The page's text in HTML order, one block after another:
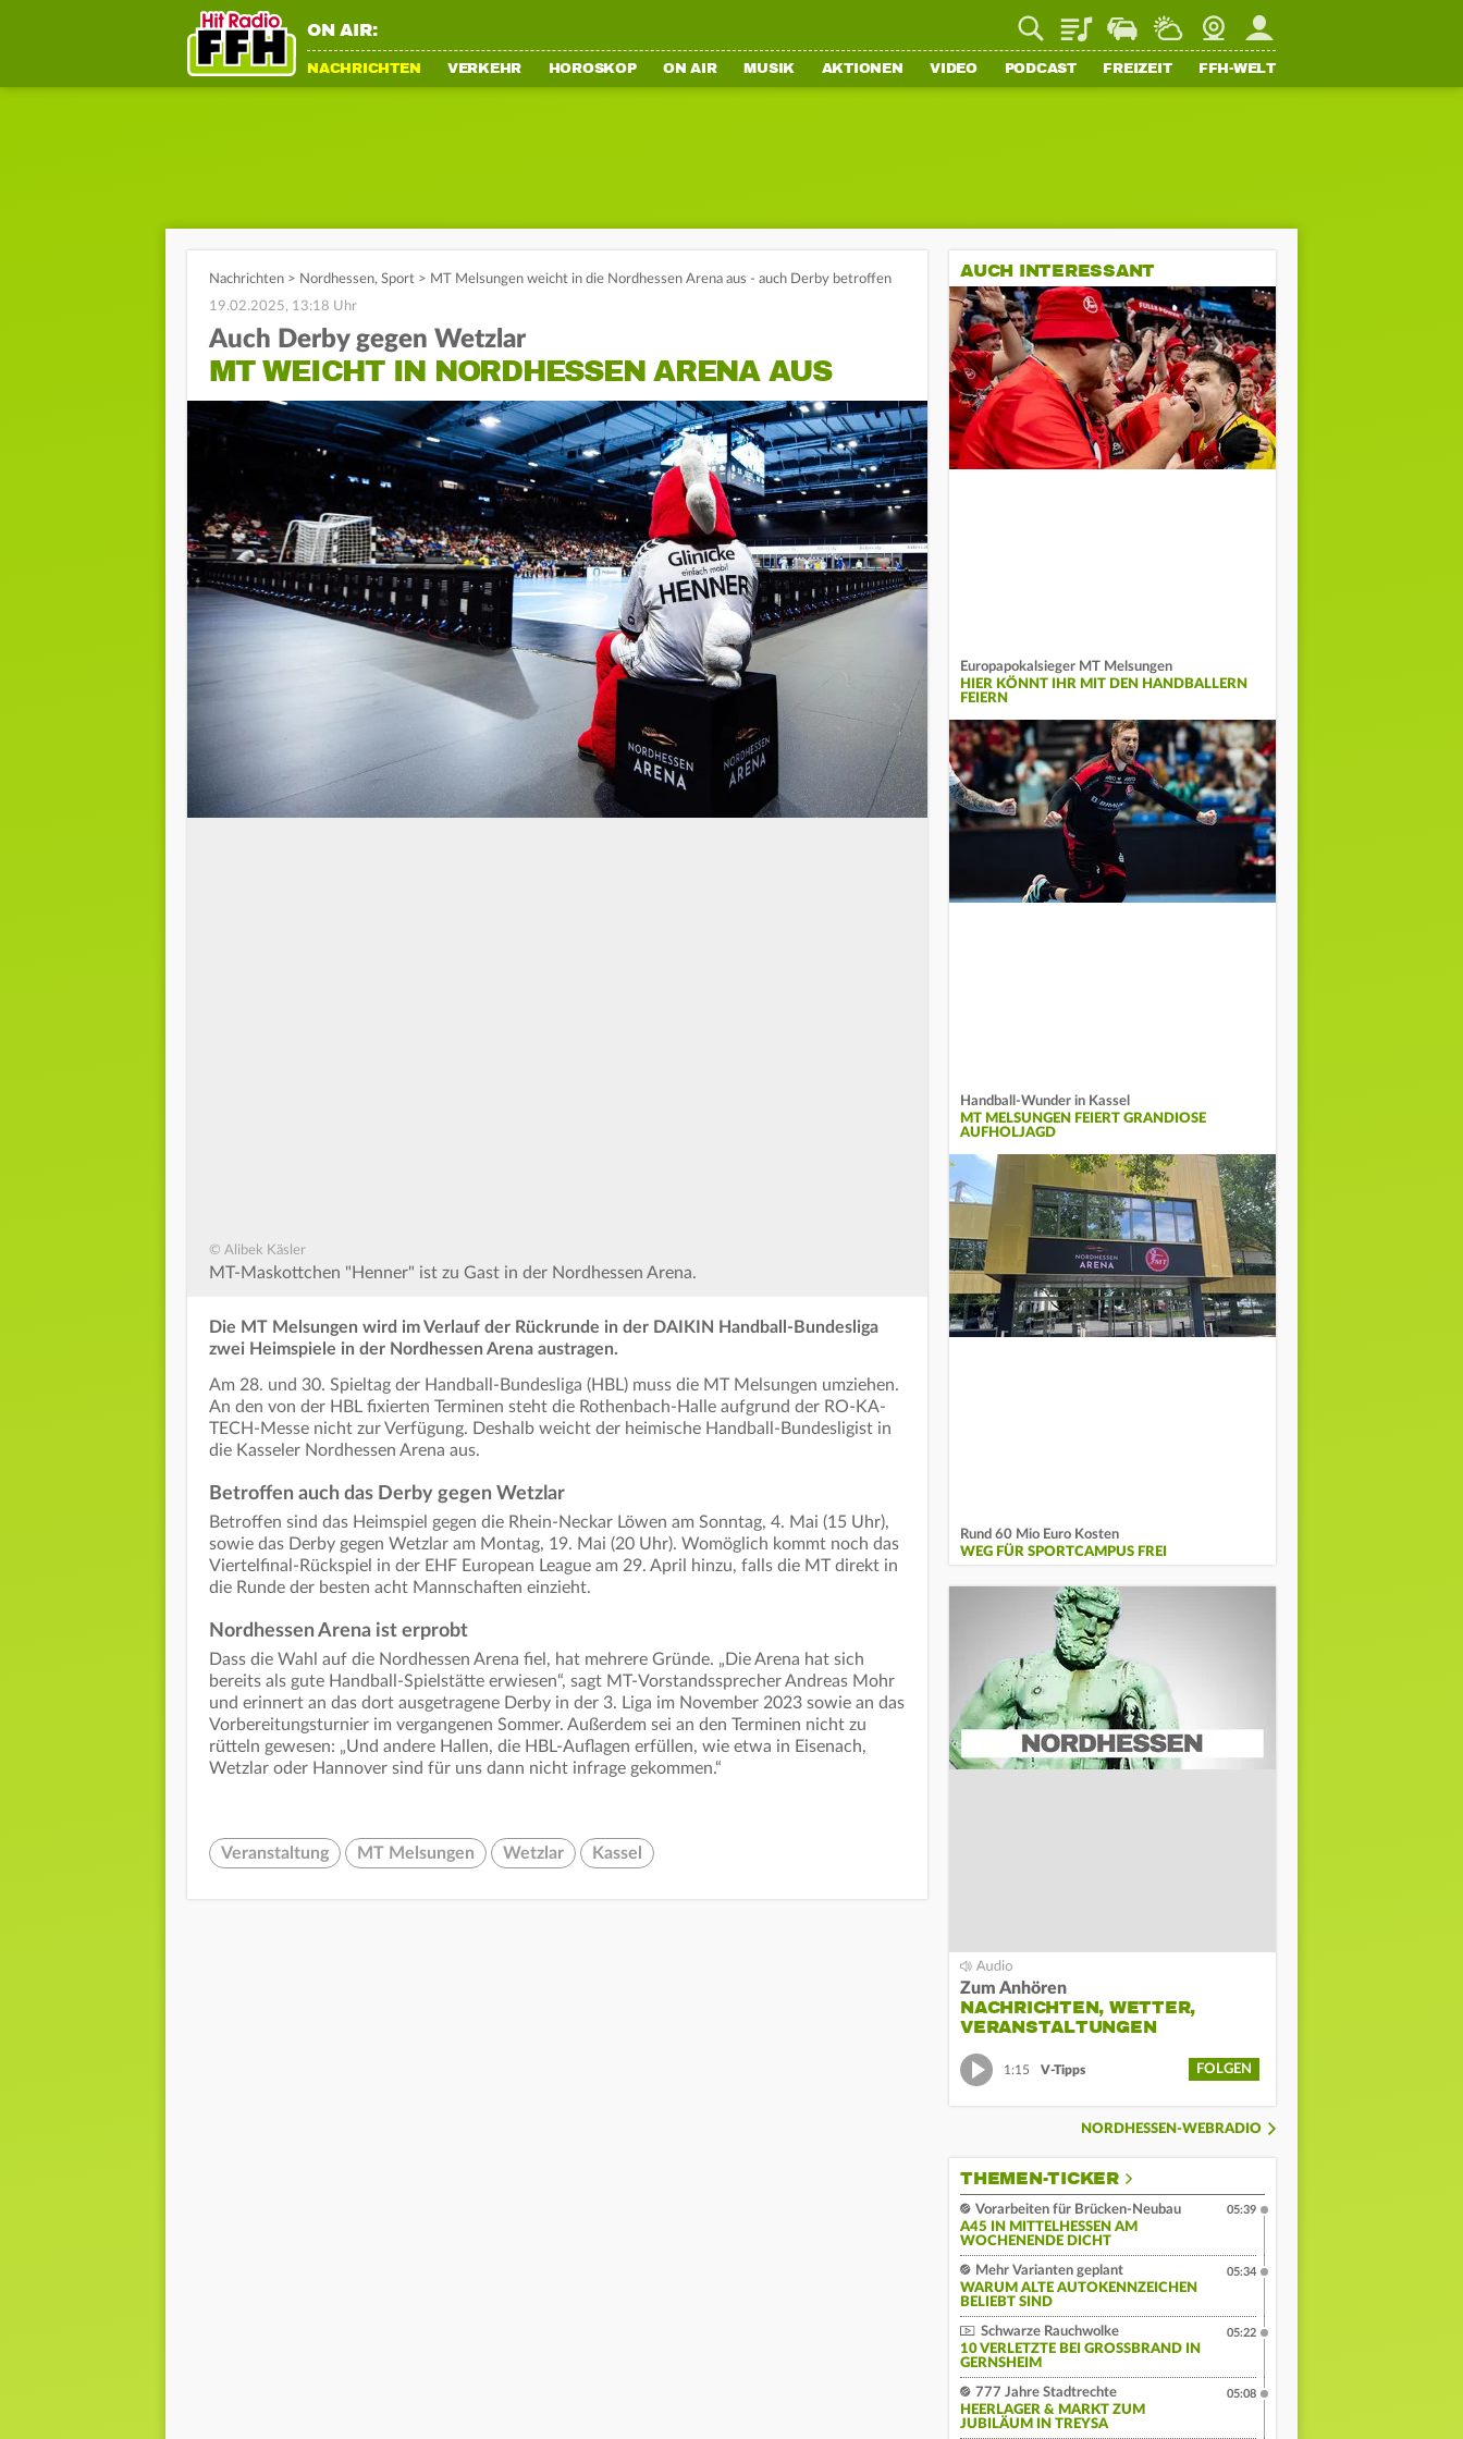
ON AIR: PlaylistStaupilotWetterWebcamMein FFH
NACHRICHTEN VERKEHR HOROSKOP ON AIR MUSIK AKTIONEN VIDEO PODCAST FREIZEIT FFH-WELT
Nachrichten > Nordhessen, Sport > MT Melsungen weicht in die Nordhessen Arena aus - auch Derby betroffen
19.02.2025, 13:18 Uhr
Auch Derby gegen Wetzlar
MT WEICHT IN NORDHESSEN ARENA AUS
© Alibek Käsler
MT-Maskottchen "Henner" ist zu Gast in der Nordhessen Arena.
Die MT Melsungen wird im Verlauf der Rückrunde in der DAIKIN Handball-Bundesliga
zwei Heimspiele in der Nordhessen Arena austragen.
Am 28. und 30. Spieltag der Handball-Bundesliga (HBL) muss die MT Melsungen umziehen.
An den von der HBL fixierten Terminen steht die Rothenbach-Halle aufgrund der RO-KA-
TECH-Messe nicht zur Verfügung. Deshalb weicht der heimische Handball-Bundesligist in
die Kasseler Nordhessen Arena aus.
Betroffen auch das Derby gegen Wetzlar
Betroffen sind das Heimspiel gegen die Rhein-Neckar Löwen am Sonntag, 4. Mai (15 Uhr),
sowie das Derby gegen Wetzlar am Montag, 19. Mai (20 Uhr). Womöglich kommt noch das
Viertelfinal-Rückspiel in der EHF European League am 29. April hinzu, falls die MT direkt in
die Runde der besten acht Mannschaften einzieht.
Nordhessen Arena ist erprobt
Dass die Wahl auf die Nordhessen Arena fiel, hat mehrere Gründe. „Die Arena hat sich
bereits als gute Handball-Spielstätte erwiesen“, sagt MT-Vorstandssprecher Andreas Mohr
und erinnert an das dort ausgetragene Derby in der 3. Liga im November 2023 sowie an das
Vorbereitungsturnier im vergangenen Sommer. Außerdem sei an den Terminen nicht zu
rütteln gewesen: „Und andere Hallen, die HBL-Auflagen erfüllen, wie etwa in Eisenach,
Wetzlar oder Hannover sind für uns dann nicht infrage gekommen.“
Veranstaltung MT Melsungen Wetzlar Kassel
AUCH INTERESSANT
Europapokalsieger MT Melsungen
HIER KÖNNT IHR MIT DEN HANDBALLERN
FEIERN
Handball-Wunder in Kassel
MT MELSUNGEN FEIERT GRANDIOSE
AUFHOLJAGD
Rund 60 Mio Euro Kosten
WEG FÜR SPORTCAMPUS FREI
Zum Anhören
NACHRICHTEN, WETTER,
VERANSTALTUNGEN
1:15 V-Tipps FOLGEN
NORDHESSEN-WEBRADIO
THEMEN-TICKER
Vorarbeiten für Brücken-Neubau
A45 IN MITTELHESSEN AM
WOCHENENDE DICHT
05:39
Mehr Varianten geplant
WARUM ALTE AUTOKENNZEICHEN
BELIEBT SIND
05:34
Schwarze Rauchwolke
10 VERLETZTE BEI GROSSBRAND IN G
ERNSHEIM
05:22
777 Jahre Stadtrechte
HEERLAGER & MARKT ZUM
JUBILÄUM IN TREYSA
05:08